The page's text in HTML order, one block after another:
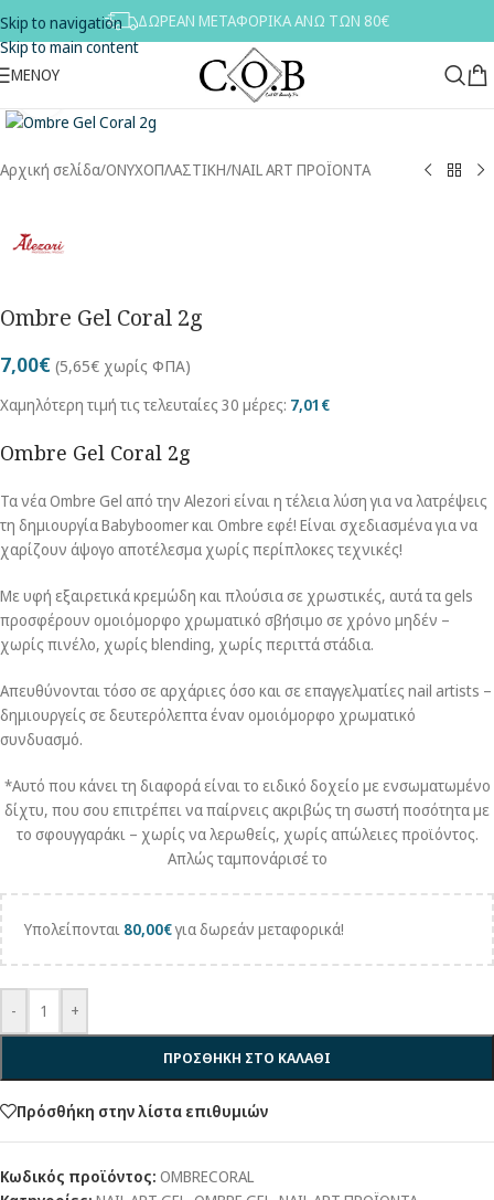
Skip to navigation
Skip to main content
ΔΩΡΕΑΝ ΜΕΤΑΦΟΡΙΚΑ ΑΝΩ ΤΩΝ 80€
ΜΕΝΟΥ
Αρχική σελίδα/ΟΝΥΧΟΠΛΑΣΤΙΚΗ/NAIL ART ΠΡΟΪΟΝΤΑ
Ombre Gel Coral 2g
7,00€ (5,65€ χωρίς ΦΠΑ)
Χαμηλότερη τιμή τις τελευταίες 30 μέρες: 7,01 €
Ombre Gel Coral 2g
Τα νέα Ombre Gel από την Alezori είναι η τέλεια λύση για να λατρέψεις
τη δημιουργία Babyboomer και Ombre εφέ! Είναι σχεδιασμένα για να
χαρίζουν άψογο αποτέλεσμα χωρίς περίπλοκες τεχνικές!
Με υφή εξαιρετικά κρεμώδη και πλούσια σε χρωστικές, αυτά τα gels
προσφέρουν ομοιόμορφο χρωματικό σβήσιμο σε χρόνο μηδέν –
χωρίς πινέλο, χωρίς blending, χωρίς περιττά στάδια.
Απευθύνονται τόσο σε αρχάριες όσο και σε επαγγελματίες nail artists –
δημιουργείς σε δευτερόλεπτα έναν ομοιόμορφο χρωματικό
συνδυασμό.
*Αυτό που κάνει τη διαφορά είναι το ειδικό δοχείο με ενσωματωμένο
δίχτυ, που σου επιτρέπει να παίρνεις ακριβώς τη σωστή ποσότητα με
το σφουγγαράκι – χωρίς να λερωθείς, χωρίς απώλειες προϊόντος.
Απλώς ταμπονάρισέ το
Υπολείπονται 80,00€για δωρεάν μεταφορικά!
- +
ΠΡΟΣΘΗΚΗ ΣΤΟ ΚΑΛΑΘΙ
Πρόσθήκη στην λίστα επιθυμιών
Κωδικός προϊόντος: OMBRECORAL